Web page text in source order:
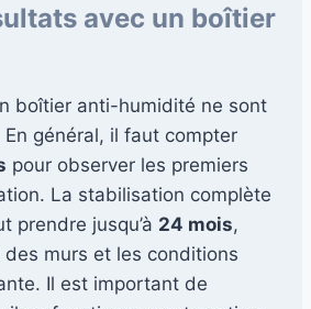
avec un boîtier
boîtier anti-humidité ne sont
général, il faut compter
pour observer les premiers
La stabilisation complète
prendre jusqu’à 24 mois,
des murs et les conditions
Il est important de